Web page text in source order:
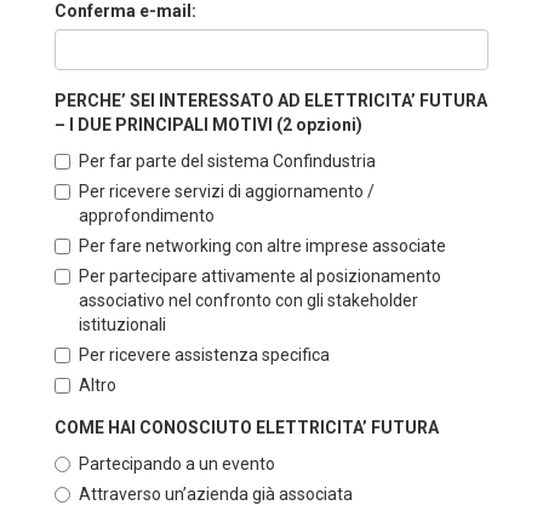
Conferma e-mail:
PERCHE’ SEI INTERESSATO AD ELETTRICITA’ FUTURA
– I DUE PRINCIPALI MOTIVI (2 opzioni)
Per far parte del sistema Confindustria
Per ricevere servizi di aggiornamento /
approfondimento
Per fare networking con altre imprese associate
Per partecipare attivamente al posizionamento
associativo nel confronto con gli stakeholder
istituzionali
Per ricevere assistenza specifica
Altro
COME HAI CONOSCIUTO ELETTRICITA’ FUTURA
Partecipando a un evento
Attraverso un’azienda già associata